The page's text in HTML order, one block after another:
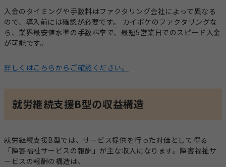
入金のタイミングや手数料はファクタリング会社によって異なる
ので、導入前には確認が必要です。 カイポケのファクタリングな
ら、業界最安値水準の手数料率で、最短5営業日でのスピード入金
が可能です。
詳しくはこちらからご確認ください。
就労継続支援B型の収益構造
就労継続支援B型では、サービス提供を行った対価として得る
「障害福祉サービスの報酬」が主な収入になります。障害福祉サ
ービスの報酬の構造は、